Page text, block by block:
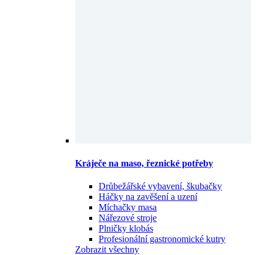
Kráječe na maso, řeznické potřeby
Drůbežářské vybavení, škubačky
Háčky na zavěšení a uzení
Míchačky masa
Nářezové stroje
Plničky klobás
Profesionální gastronomické kutry
Zobrazit všechny